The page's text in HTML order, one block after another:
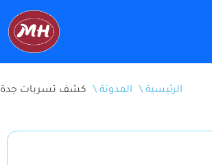
كشف تسربات جدة \ المدونة \ الرئيسية